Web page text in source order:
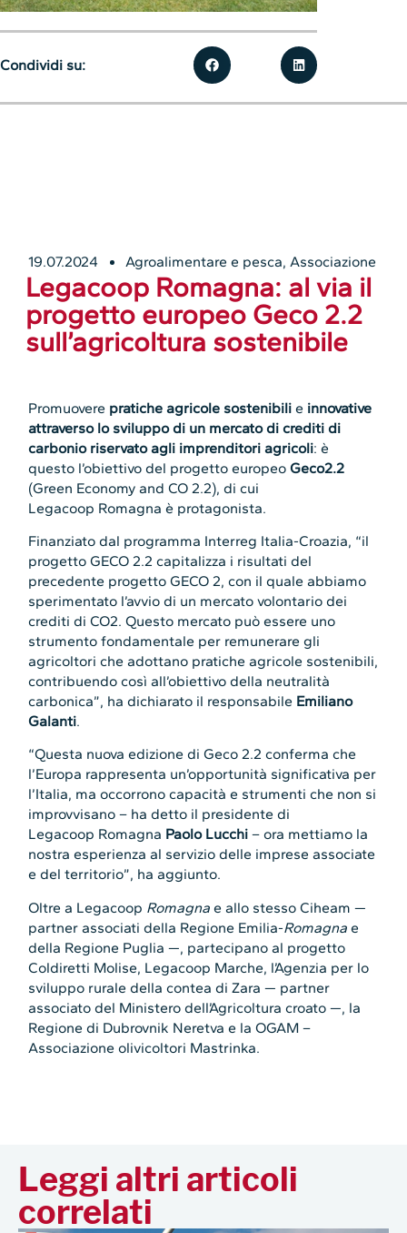
19.07.2024 Agroalimentare e pesca,Associazione
Legacoop Romagna: al via il
progetto europeo Geco 2.2
sull’agricoltura sostenibile
Promuovere pratiche agricole sostenibili e innovative
attraverso lo sviluppo di un mercato di crediti di
carbonio riservato agli imprenditori agricoli: è
questo l’obiettivo del progetto europeoGeco2.2
(Green Economy and CO 2.2), di cui
Legacoop Romagna è protagonista.
Finanziato dal programma Interreg Italia-Croazia, “il
progetto GECO 2.2 capitalizza i risultati del
precedente progetto GECO 2, con il quale abbiamo
sperimentato l’avvio di un mercato volontario dei
crediti di CO2. Questo mercato può essere uno
strumento fondamentale per remunerare gli
agricoltori che adottano pratiche agricole sostenibili,
contribuendo così all’obiettivo della neutralità
carbonica”, ha dichiarato il responsabile Emiliano
Galanti.
“Questa nuova edizione di Geco 2.2 conferma che
l’Europa rappresenta un’opportunità significativa per
l’Italia, ma occorrono capacità e strumenti che non si
improvvisano – ha detto il presidente di
Legacoop Romagna Paolo Lucchi – ora mettiamo la
nostra esperienza al servizio delle imprese associate
e del territorio”, ha aggiunto.
Oltre a Legacoop Romagna e allo stesso Ciheam —
partner associati della Regione Emilia-Romagna e
della Regione Puglia —, partecipano al progetto
Coldiretti Molise, Legacoop Marche, l’Agenzia per lo
sviluppo rurale della contea di Zara — partner
associato del Ministero dell’Agricoltura croato —, la
Regione di Dubrovnik Neretva e la OGAM –
Associazione olivicoltori Mastrinka.
Condividi su:
Leggi altri articoli
correlati